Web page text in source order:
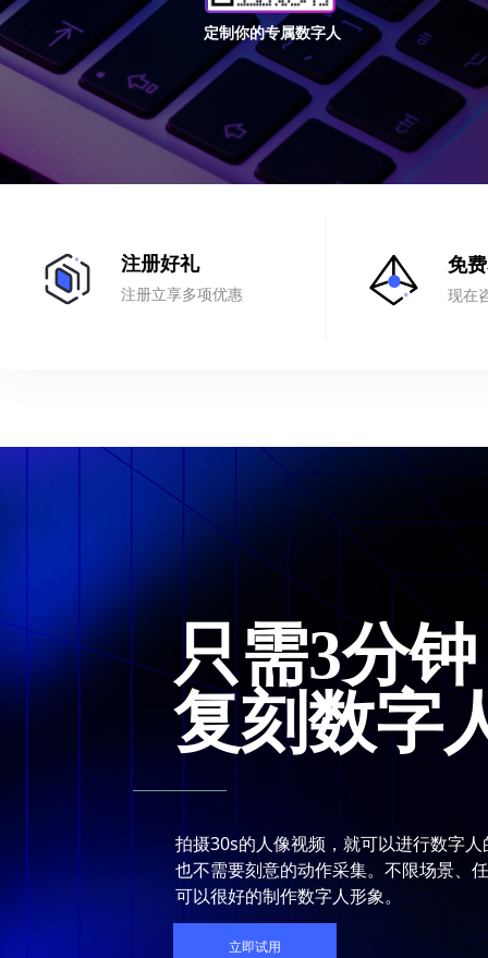
定制你的专属数字人
注册好礼
注册立享多项优惠
免
现在
拍摄30s的人像视频，就可以进行数字
也不需要刻意的动作采集。不限场景、
可以很好的制作数字人形象。
只需3分钟
复刻数字
立即试用